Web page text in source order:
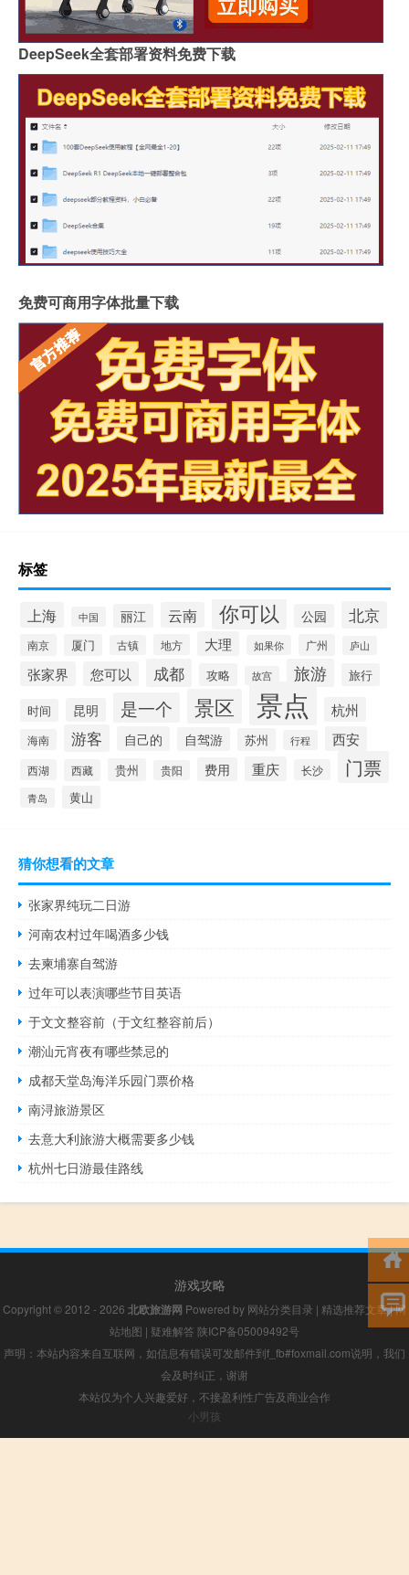
DeepSeek全套部署资料免费下载
免费可商用字体批量下载
标签
上海 中国 丽江 云南 你可以 公园 北京
南京 厦门 古镇 地方 大理 如果你 广州 庐山
张家界 您可以 成都 攻略 故宫 旅游 旅行
时间 昆明 是一个 景区 景点 杭州
海南 游客 自己的 自驾游 苏州 行程 西安
西湖 西藏 贵州 贵阳 费用 重庆 长沙 门票
青岛 黄山
猜你想看的文章
张家界纯玩二日游
河南农村过年喝酒多少钱
去柬埔寨自驾游
过年可以表演哪些节目英语
于文文整容前（于文红整容前后）
潮汕元宵夜有哪些禁忌的
成都天堂岛海洋乐园门票价格
南浔旅游景区
去意大利旅游大概需要多少钱
杭州七日游最佳路线
游戏攻略
Copyright © 2012 - 2026 北欧旅游网 Powered by 网站分类目录 | 精选推荐文章|网
站地图 | 疑难解答 陕ICP备05009492号
声明：本站内容来自互联网，如信息有错误可发邮件到f_fb#foxmail.com说明，我们
会及时纠正，谢谢
本站仅为个人兴趣爱好，不接盈利性广告及商业合作
小男孩